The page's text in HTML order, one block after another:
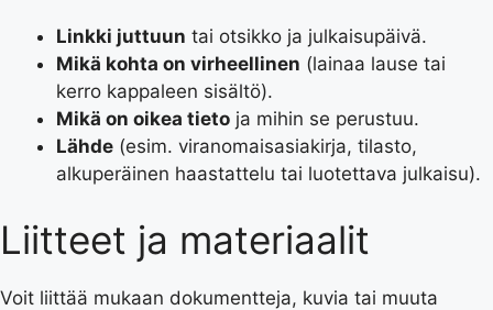
Linkki juttuun tai otsikko ja julkaisupäivä.
Mikä kohta on virheellinen (lainaa lause tai
kerro kappaleen sisältö).
Mikä on oikea tieto ja mihin se perustuu.
Lähde (esim. viranomaisasiakirja, tilasto,
alkuperäinen haastattelu tai luotettava julkaisu).
Liitteet ja materiaalit
Voit liittää mukaan dokumentteja, kuvia tai muuta